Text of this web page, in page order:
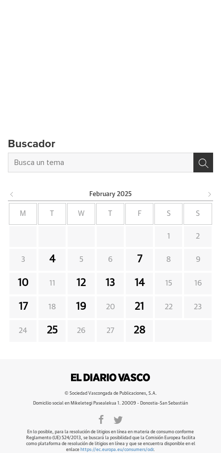
Buscador
February 2025
M W F S S
1 2
3 4 5 6 7 8 9
10 11 12 13 14 15 16
17 18 19 20 21 22 23
24 25 26 27 28
© Sociedad Vascongada de Publicaciones, S.A.
Domicilio social en Mikeletegi Pasealekua 1. 20009 - Donostia-San Sebastián
En lo posible, para la resolución de litigios en línea en materia de consumo conforme
Reglamento (UE) 524/2013, se buscará la posibilidad que la Comisión Europea facilita
como plataforma de resolución de litigios en línea y que se encuentra disponible en el
enlace https://ec.europa.eu/consumers/odr.